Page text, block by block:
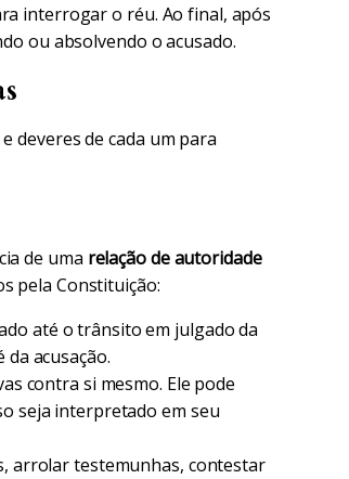
interrogar o réu. Ao final, após
ou absolvendo o acusado.
deveres de cada um para
de uma relação de autoridade
pela Constituição:
até o trânsito em julgado da
acusação.
contra si mesmo. Ele pode
seja interpretado em seu
arrolar testemunhas, contestar